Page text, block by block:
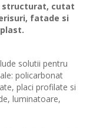
structurat, cutat
fatade si
solutii pentru
policarbonat
placi profilate si
luminatoare,